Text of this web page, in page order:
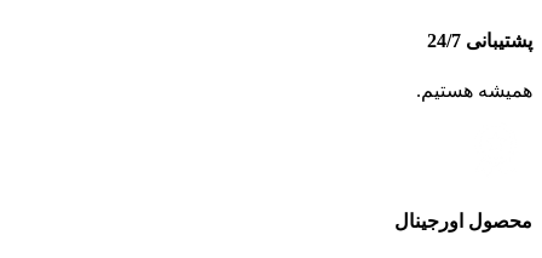
پشتیبانی 24/7
همیشه هستیم.
محصول اورجینال